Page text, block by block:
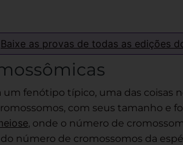
Baixe as provas de todas as edições
um fenótipo típico, uma das coisas
com seus tamanho e
, onde o número de
número de cromossomos da